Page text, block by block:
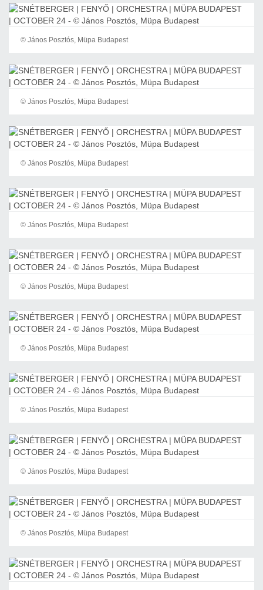
© János Posztós, Müpa Budapest
© János Posztós, Müpa Budapest
© János Posztós, Müpa Budapest
© János Posztós, Müpa Budapest
© János Posztós, Müpa Budapest
© János Posztós, Müpa Budapest
© János Posztós, Müpa Budapest
© János Posztós, Müpa Budapest
© János Posztós, Müpa Budapest